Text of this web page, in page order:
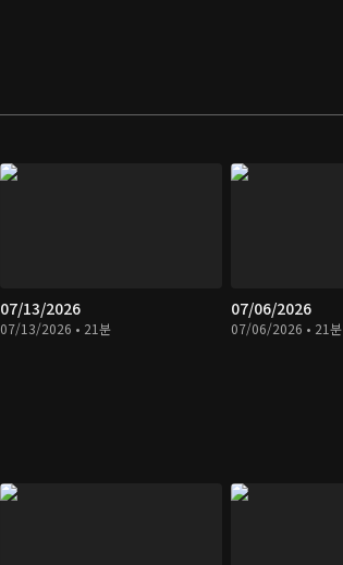
07/13/2026
07/13/2026 • 21분
07/06/2026
07/06/2026 • 21분